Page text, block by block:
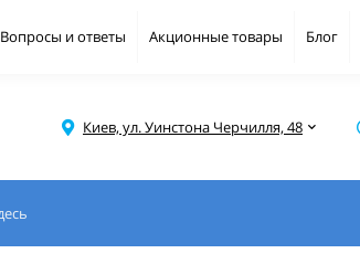
Вопросы и ответы Акционные товары Блог
Киев, ул. Уинстона Черчилля, 48